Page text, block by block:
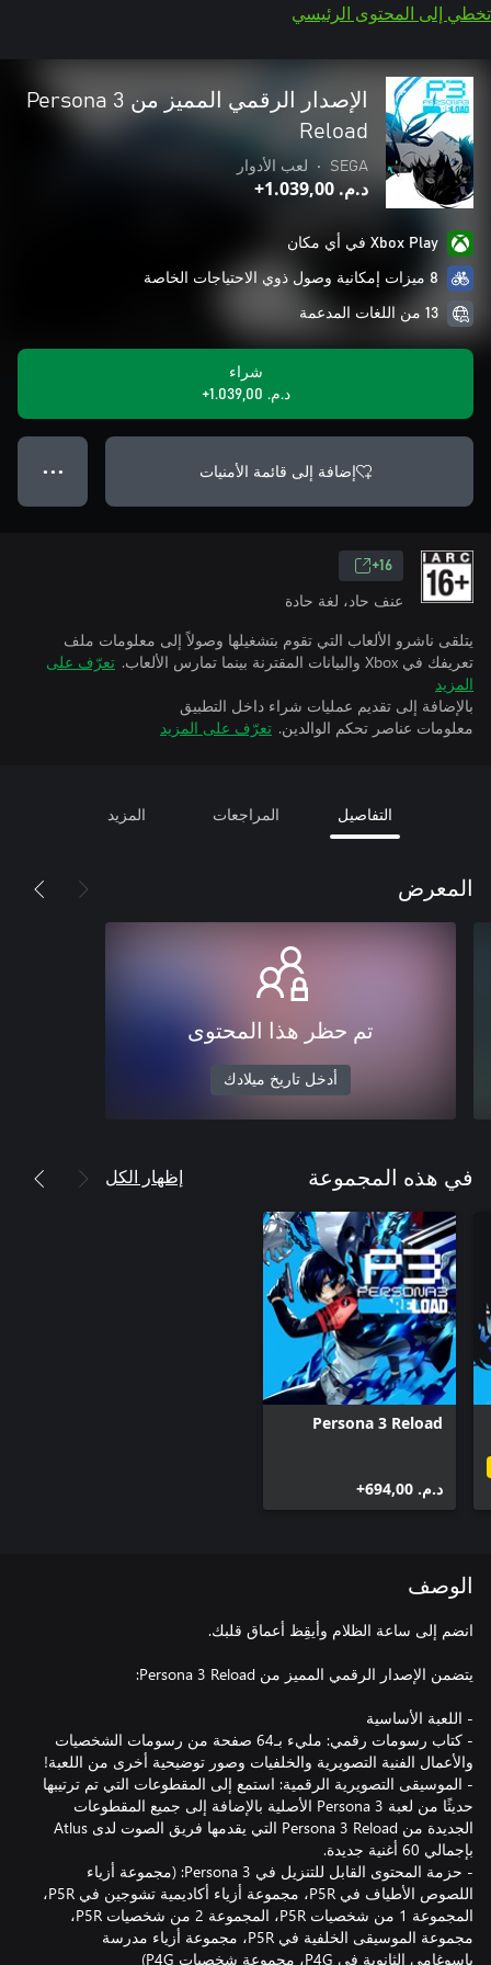
تخطي إلى المحتوى الرئيسي
الإصدار الرقمي المميز من Persona 3
Reload
SEGA
• لعب الأدوار
د.م.‏ 1.039,00+
Xbox Play في أي مكان
8 ميزات إمكانية وصول ذوي الاحتياجات الخاصة
13 من اللغات المدعمة
شراء
د.م.‏ 1.039,00+
إضافة إلى قائمة الأمنيات ● ● ●
16+
عنف حاد، لغة حادة
يتلقى ناشرو الألعاب التي تقوم بتشغيلها وصولاً إلى معلومات ملف
تعريفك في Xbox والبيانات المقترنة بينما تمارس الألعاب.
تعرّف على
المزيد
بالإضافة إلى تقديم عمليات شراء داخل التطبيق
معلومات عناصر تحكم الوالدين. تعرّف على المزيد
التفاصيل المراجعات المزيد
المعرض
تم حظر هذا المحتوى
أدخل تاريخ ميلادك
في هذه المجموعة إظهار الكل
Persona 3 Reload
د.م.‏ 694,00+
الوصف
- كتاب رسومات رقمي: مليء بـ64 صفحة من رسومات الشخصيات
- الموسيقى التصويرية الرقمية: استمع إلى المقطوعات التي تم ترتيبها
حديثًا من لعبة Persona 3 الأصلية بالإضافة إلى جميع المقطوعات
الجديدة من Persona 3 Reload التي يقدمها فريق الصوت لدى Atlus
- حزمة المحتوى القابل للتنزيل في Persona 3: (مجموعة أزياء
اللصوص الأطياف في P5R، مجموعة أزياء أكاديمية تشوجين في P5R،
المجموعة 1 من شخصيات P5R، المجموعة 2 من شخصيات P5R،
مجموعة الموسيقى الخلفية في P5R، مجموعة أزياء مدرسة